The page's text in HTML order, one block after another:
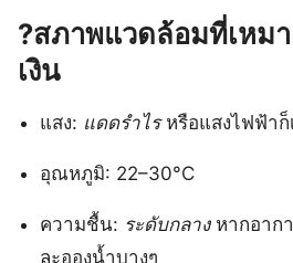
?️สภาพแวดล้อมที่เหม
เงิน
แสง: แดดรำไรหรือแสงไฟฟ้าก็
อุณหภูมิ: 22–30°C
ความชื้น: ระดับกลางหากอาก
ละอองน้ำบางๆ